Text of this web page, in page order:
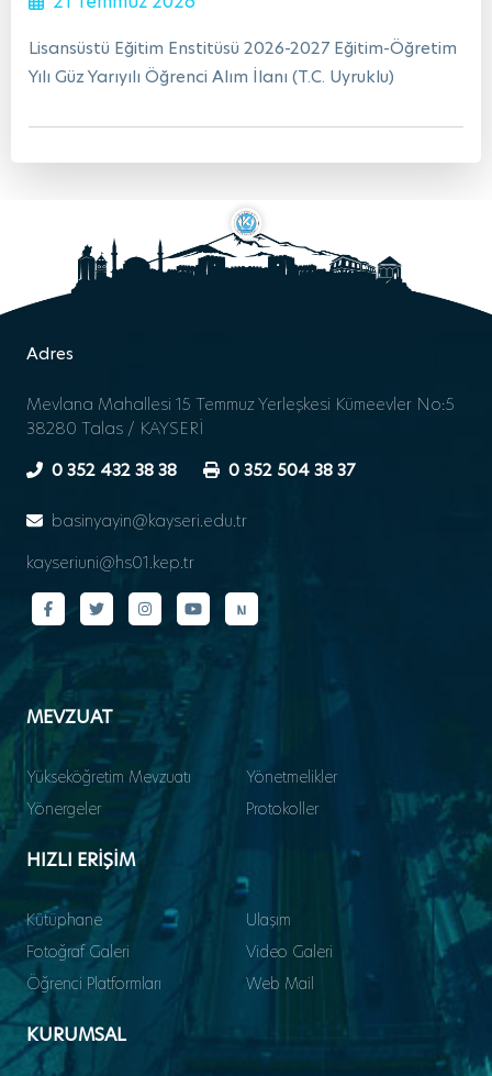
Lisansüstü Eğitim Enstitüsü 2026-2027 Eğitim-Öğretim
Yılı Güz Yarıyılı Öğrenci Alım İlanı (T.C. Uyruklu)
Adres
Mevlana Mahallesi 15 Temmuz Yerleşkesi Kümeevler No:5
38280 Talas / KAYSERİ
0 352 432 38 38
0 352 504 38 37
basinyayin@kayseri.edu.tr
kayseriuni@hs01.kep.tr
MEVZUAT
Yükseköğretim Mevzuatı
Yönetmelikler
Yönergeler
Protokoller
HIZLI ERİŞİM
Kütüphane
Ulaşım
Fotoğraf Galeri
Video Galeri
Öğrenci Platformları
Web Mail
KURUMSAL